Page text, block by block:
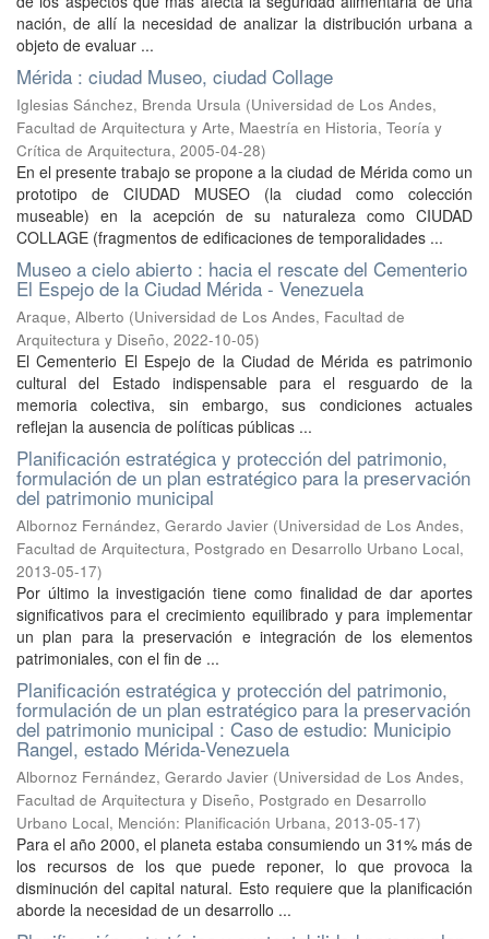
nación, de allí la necesidad de analizar la distribución urbana a
objeto de evaluar ...
Mérida : ciudad Museo, ciudad Collage
Iglesias Sánchez, Brenda Ursula (Universidad de Los Andes,
Facultad de Arquitectura y Arte, Maestría en Historia, Teoría y
Crítica de Arquitectura, 2005-04-28)
En el presente trabajo se propone a la ciudad de Mérida como un
prototipo de CIUDAD MUSEO (la ciudad como colección
museable) en la acepción de su naturaleza como CIUDAD
COLLAGE (fragmentos de edificaciones de temporalidades ...
Museo a cielo abierto : hacia el rescate del Cementerio
El Espejo de la Ciudad Mérida - Venezuela
Araque, Alberto (Universidad de Los Andes, Facultad de
Arquitectura y Diseño, 2022-10-05)
El Cementerio El Espejo de la Ciudad de Mérida es patrimonio
cultural del Estado indispensable para el resguardo de la
memoria colectiva, sin embargo, sus condiciones actuales
reflejan la ausencia de políticas públicas ...
Planificación estratégica y protección del patrimonio,
formulación de un plan estratégico para la preservación
del patrimonio municipal
Albornoz Fernández, Gerardo Javier (Universidad de Los Andes,
Facultad de Arquitectura, Postgrado en Desarrollo Urbano Local,
2013-05-17)
Por último la investigación tiene como finalidad de dar aportes
significativos para el crecimiento equilibrado y para implementar
un plan para la preservación e integración de los elementos
patrimoniales, con el fin de ...
Planificación estratégica y protección del patrimonio,
formulación de un plan estratégico para la preservación
del patrimonio municipal : Caso de estudio: Municipio
Rangel, estado Mérida-Venezuela
Albornoz Fernández, Gerardo Javier (Universidad de Los Andes,
Facultad de Arquitectura y Diseño, Postgrado en Desarrollo
Urbano Local, Mención: Planificación Urbana, 2013-05-17)
Para el año 2000, el planeta estaba consumiendo un 31% más de
los recursos de los que puede reponer, lo que provoca la
disminución del capital natural. Esto requiere que la planificación
aborde la necesidad de un desarrollo ...